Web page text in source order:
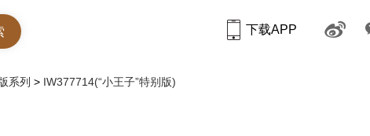
下载APP
系列 > IW377714(“小王子”特别版)